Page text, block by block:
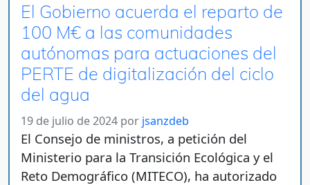
El Gobierno acuerda el reparto de
100 M€ a las comunidades
autónomas para actuaciones del
PERTE de digitalización del ciclo
del agua
19 de julio de 2024 por jsanzdeb
El Consejo de ministros, a petición del
Ministerio para la Transición Ecológica y el
Reto Demográfico (MITECO), ha autorizado